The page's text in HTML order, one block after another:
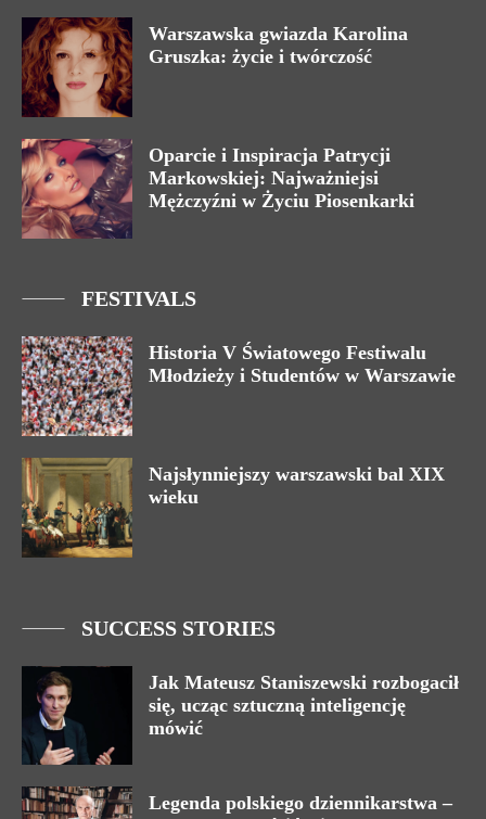
Warszawska gwiazda Karolina
Gruszka: życie i twórczość
Oparcie i Inspiracja Patrycji
Markowskiej: Najważniejsi
Mężczyźni w Życiu Piosenkarki
FESTIVALS
Historia V Światowego Festiwalu
Młodzieży i Studentów w Warszawie
Najsłynniejszy warszawski bal XIX
wieku
SUCCESS STORIES
Jak Mateusz Staniszewski rozbogacił
się, ucząc sztuczną inteligencję
mówić
Legenda polskiego dziennikarstwa –